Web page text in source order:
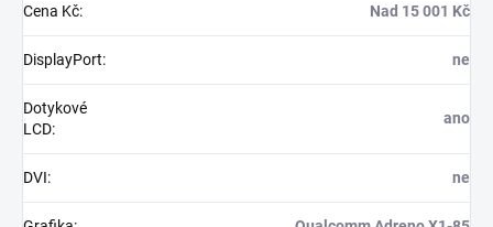
Cena Kč: Nad 15 001 Kč
DisplayPort: ne
Dotykové
LCD:
ano
DVI: ne